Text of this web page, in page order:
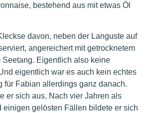
bestehend aus mit etwas Öl
davon, neben der Languste auf
angereichert mit getrocknetem
Seetang. Eigentlich also keine
eigentlich war es auch kein echtes
für Fabian allerdings ganz danach.
er sich aus. Nach vier Jahren als
einigen gelösten Fällen bildete er sich